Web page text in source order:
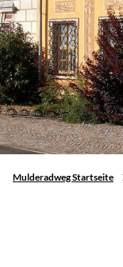
Mulderadweg Startseite